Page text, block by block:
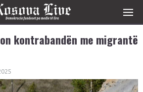
kontrabandën me migrantë